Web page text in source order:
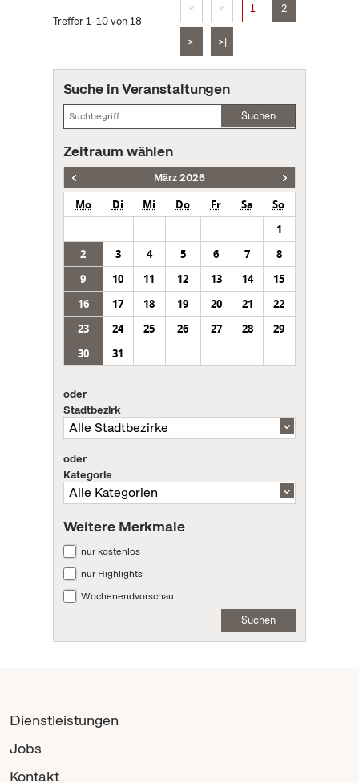
Treffer 1–10 von 18
|< < 1 2
> >|
Suche in Veranstaltungen
Suchen
Zeitraum wählen
März 2026
Mo Di Mi Do Fr Sa
So
1
2
3 4 5 6 7
8
9
10 11 12 13 14
15
16
17 18 19 20 21
22
23
24 25 26 27 28
29
30
31
oder
Stadtbezirk
oder
Kategorie
Weitere Merkmale
nur kostenlos
nur Highlights
Wochenendvorschau
Suchen
Dienstleistungen
Jobs
Kontakt